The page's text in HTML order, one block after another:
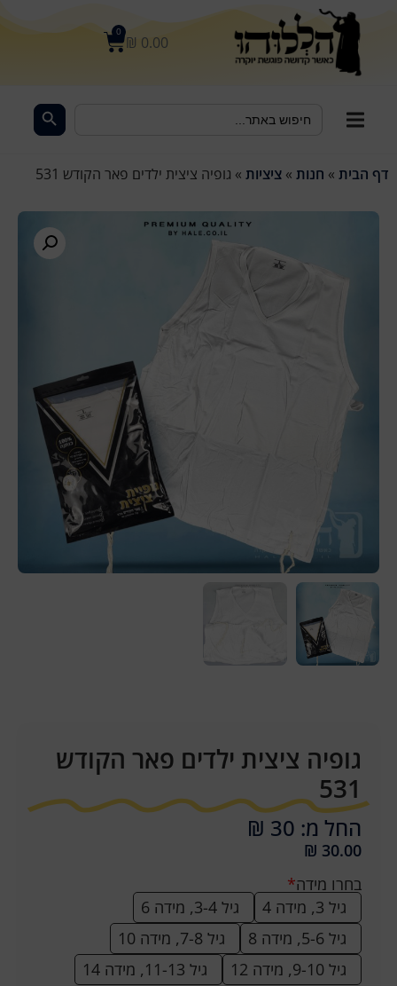
₪ 0.00
0
for:
דף הבית » חנות » ציציות » גופיה ציצית ילדים פאר הקודש 531
גופיה ציצית ילדים פאר הקודש
531
החל מ: 30 ₪
₪ 30.00
*בחרו מידה
גיל 3, מידה 4
גיל 3-4, מידה 6
גיל 5-6, מידה 8
גיל 7-8, מידה 10
גיל 9-10, מידה 12
גיל 11-13, מידה 14